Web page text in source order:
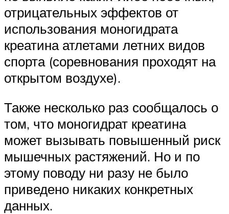
отрицательных эффектов от
использования моногидрата
креатина атлетами летних видов
спорта (соревнования проходят на
открытом воздухе).
Также несколько раз сообщалось о
том, что моногидрат креатина
может вызывать повышенный риск
мышечных растяжений. Но и по
этому поводу ни разу не было
приведено никаких конкретных
данных.